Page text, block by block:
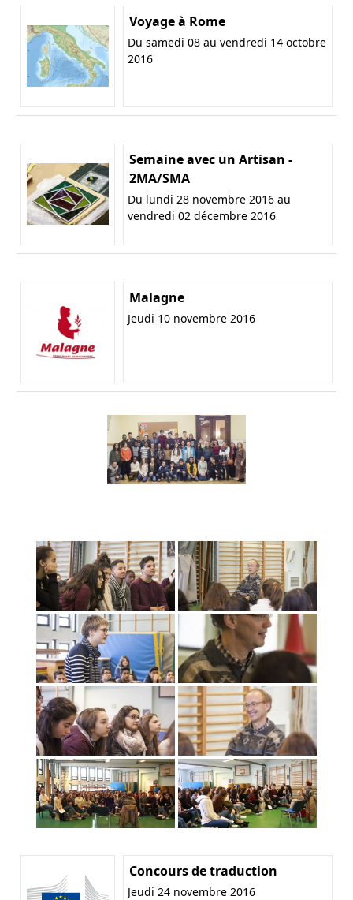
Voyage à Rome
Du samedi 08 au vendredi 14 octobre
2016
Semaine avec un Artisan -
2MA/SMA
Du lundi 28 novembre 2016 au
vendredi 02 décembre 2016
Malagne
Jeudi 10 novembre 2016
Concours de traduction
Jeudi 24 novembre 2016